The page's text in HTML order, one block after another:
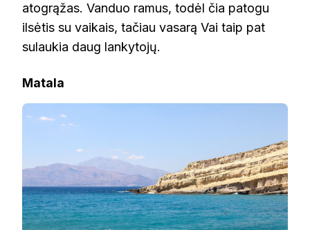
atogrąžas. Vanduo ramus, todėl čia patogu
ilsėtis su vaikais, tačiau vasarą Vai taip pat
sulaukia daug lankytojų.
Matala